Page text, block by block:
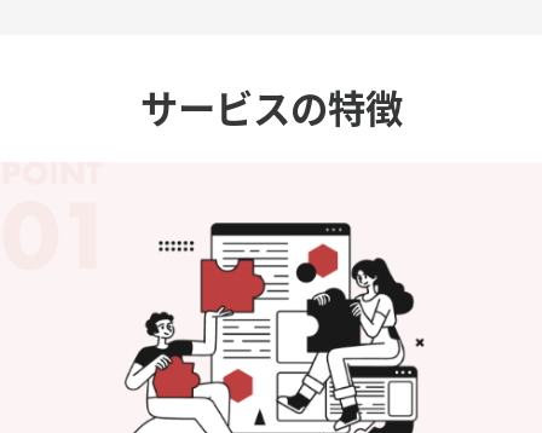
サービスの特徴